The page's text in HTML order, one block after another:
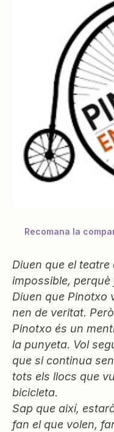
Recomana la
Diuen que el
impossible,
Diuen que Pinotxo
nen de veritat.
Pinotxo és un
la punyeta. Vol
que si continua
tots els llocs que
bicicleta.
Sap que així,
fan el que volen,